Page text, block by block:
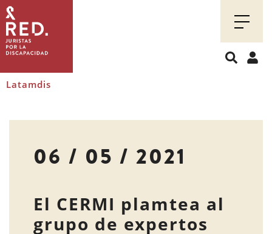
Juristas
por
la
discapacidad
Latamdis
06 / 05 / 2021
El CERMI plamtea al
grupo de expertos